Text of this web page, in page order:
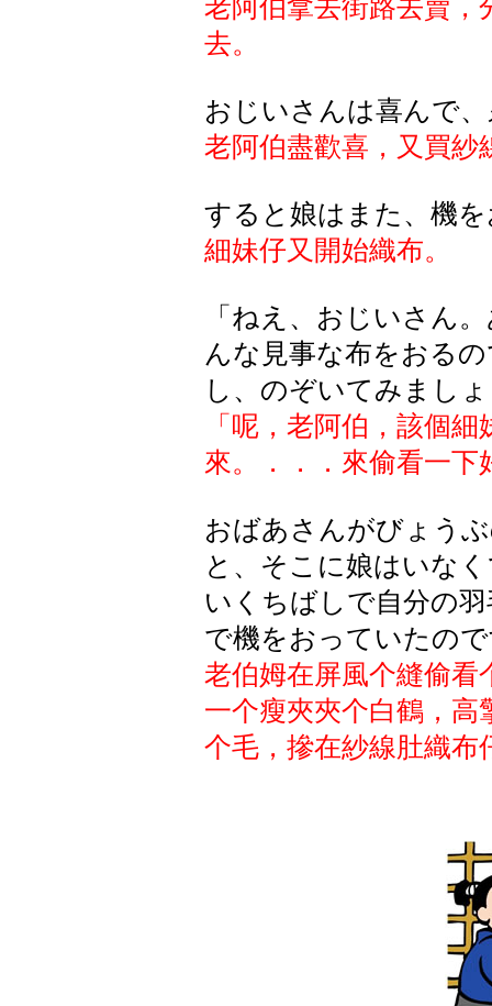
老阿伯拿去街路去賣，
去。
おじいさんは喜んで
老阿伯盡歡喜，又買紗
すると娘はまた、機
細妹仔又開始織布。
「ねえ、おじいさん
んな見事な布をおる
し、のぞいてみまし
「呢，老阿伯，該個
來。．．．來偷看一下
おばあさんがびょう
と、そこに娘はいな
いくちばしで自分の
で機をおっていたの
老伯姆在屏風个縫偷看
一个瘦夾夾个白鶴，高
个毛，摻在紗線肚織布